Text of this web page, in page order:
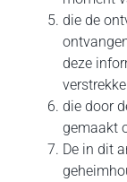
die de
deze
die door
gemaakt
De in dit